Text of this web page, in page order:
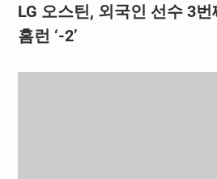
LG 오스틴, 외국인 선수 3
홈런 ‘-2’